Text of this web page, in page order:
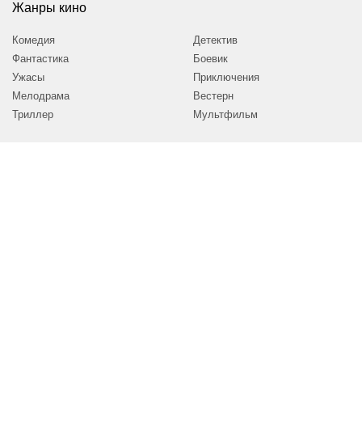
Жанры кино
Комедия
Фантастика
Ужасы
Мелодрама
Триллер
Детектив
Боевик
Приключения
Вестерн
Мультфильм